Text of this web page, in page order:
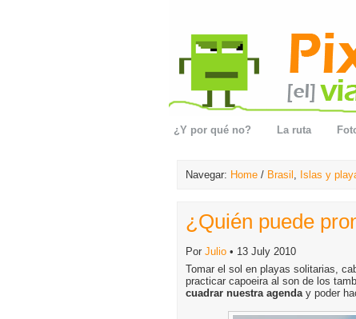
¿Y por qué no? La ruta
Navegar: Home / Brasil , Islas y
¿Quién puede
Por Julio • 13 July 2010
Tomar el sol en playas solitarias,
practicar capoeira al son de los
cuadrar nuestra agenday poder